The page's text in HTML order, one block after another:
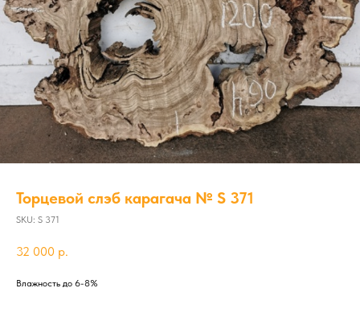
Торцевой слэб карагача № S 371
SKU: S 371
32 000 р.
Влажность до 6-8%